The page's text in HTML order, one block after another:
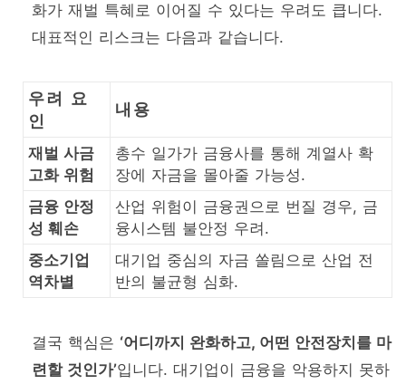
화가 재벌 특혜로 이어질 수 있다는 우려도 큽니다.
대표적인 리스크는 다음과 같습니다.
우려 요
인
내용
재벌 사금
고화 위험
총수 일가가 금융사를 통해 계열사 확
장에 자금을 몰아줄 가능성.
금융 안정
성 훼손
산업 위험이 금융권으로 번질 경우, 금
융시스템 불안정 우려.
중소기업
역차별
대기업 중심의 자금 쏠림으로 산업 전
반의 불균형 심화.
결국 핵심은 ‘어디까지 완화하고, 어떤 안전장치를 마
련할 것인가’입니다. 대기업이 금융을 악용하지 못하